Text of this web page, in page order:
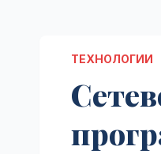
ТЕХНОЛОГИИ